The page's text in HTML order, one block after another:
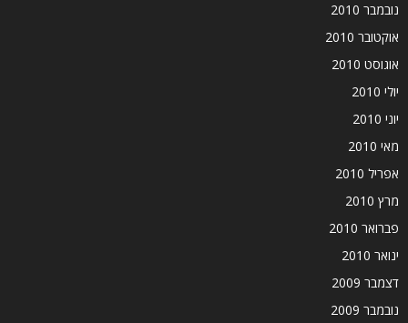
נובמבר 2010
אוקטובר 2010
אוגוסט 2010
יולי 2010
יוני 2010
מאי 2010
אפריל 2010
מרץ 2010
פברואר 2010
ינואר 2010
דצמבר 2009
נובמבר 2009